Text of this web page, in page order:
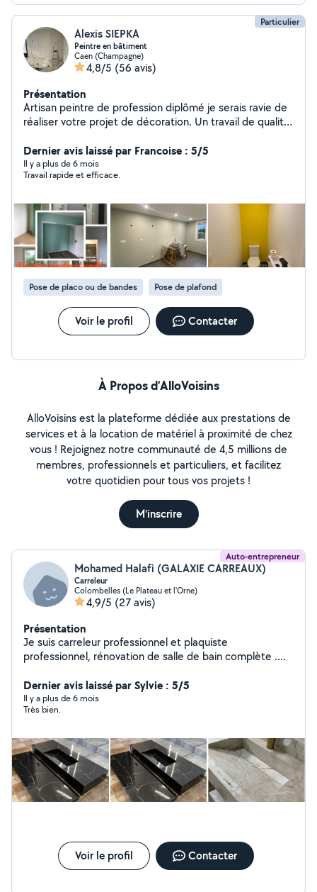
Particulier
Alexis SIEPKA
Peintre en bâtiment
Caen (Champagne)
4,8/5 (56 avis)
Présentation
Artisan peintre de profession diplômé je serais ravie de
réaliser votre projet de décoration. Un travail de qualité
rapport qualité prix. N'hésitez pas à me contacter pour
votre projet.
Dernier avis laissé par Francoise : 5/5
Il y a plus de 6 mois
Travail rapide et efficace.
Pose de placo ou de bandes Pose de plafond
Voir le profil Contacter
À Propos d’AlloVoisins
AlloVoisins est la plateforme dédiée aux prestations de
services et à la location de matériel à proximité de chez
vous ! Rejoignez notre communauté de 4,5 millions de
membres, professionnels et particuliers, et facilitez
votre quotidien pour tous vos projets !
M'inscrire
Auto-entrepreneur
Mohamed Halafi (GALAXIE CARREAUX)
Carreleur
Colombelles (Le Plateau et l'Orne)
4,9/5 (27 avis)
Présentation
Je suis carreleur professionnel et plaquiste
professionnel, rénovation de salle de bain complète .
pour votre confiance.
Dernier avis laissé par Sylvie : 5/5
Il y a plus de 6 mois
Très bien.
Voir le profil Contacter